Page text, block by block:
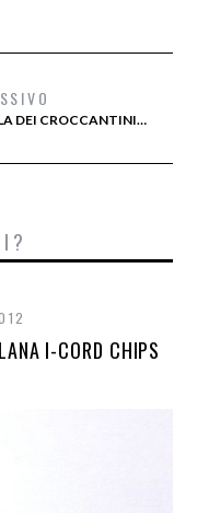
DEI CROCCANTINI…
I-CORD CHIPS